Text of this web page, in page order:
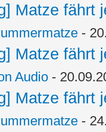
Matze fährt
-
Matze fährt
Audio -
Matze fährt
-